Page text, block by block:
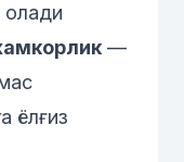
олади
—
ёлғиз